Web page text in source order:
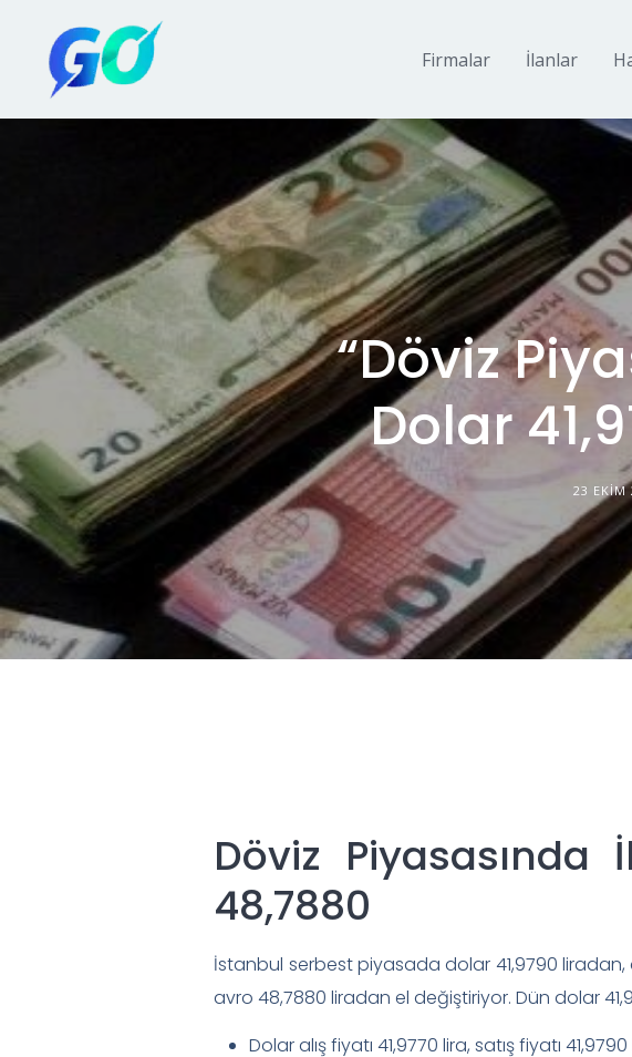
Firmalar İlanlar
“Döviz
Dolar
23 EKIM
Döviz Piyasasında
48,7880
İstanbul serbest piyasada dolar 41,9790
avro 48,7880 liradan el değiştiriyor. Dün dolar
Dolar alış fiyatı 41,9770 lira, satış fiyatı 41,9790